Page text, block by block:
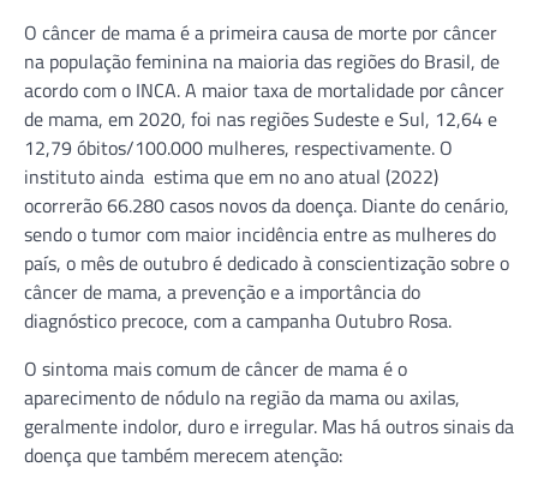
O câncer de mama é a primeira causa de morte por câncer
na população feminina na maioria das regiões do Brasil, de
acordo com o INCA. A maior taxa de mortalidade por câncer
de mama, em 2020, foi nas regiões Sudeste e Sul, 12,64 e
12,79 óbitos/100.000 mulheres, respectivamente. O
instituto ainda estima que em no ano atual (2022)
ocorrerão 66.280 casos novos da doença. Diante do cenário,
sendo o tumor com maior incidência entre as mulheres do
país, o mês de outubro é dedicado à conscientização sobre o
câncer de mama, a prevenção e a importância do
diagnóstico precoce, com a campanha Outubro Rosa.
O sintoma mais comum de câncer de mama é o
aparecimento de nódulo na região da mama ou axilas,
geralmente indolor, duro e irregular. Mas há outros sinais da
doença que também merecem atenção: